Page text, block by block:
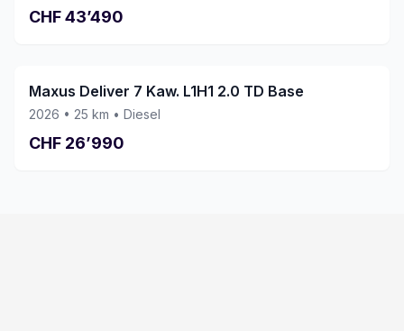
CHF43’490
Maxus Deliver 7 Kaw. L1H1 2.0 TD Base
2026 • 25 km • Diesel
CHF 26’990